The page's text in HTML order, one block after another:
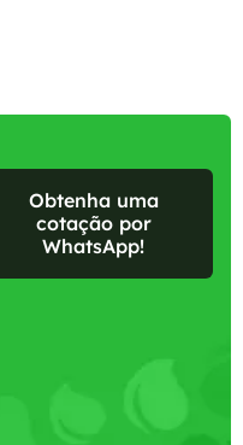
Obtenha uma
cotação por
WhatsApp!